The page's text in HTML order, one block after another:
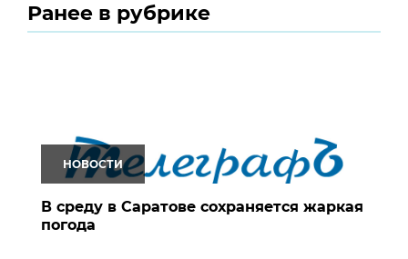
Ранее в рубрике
НОВОСТИ
В среду в Саратове сохраняется жаркая
погода